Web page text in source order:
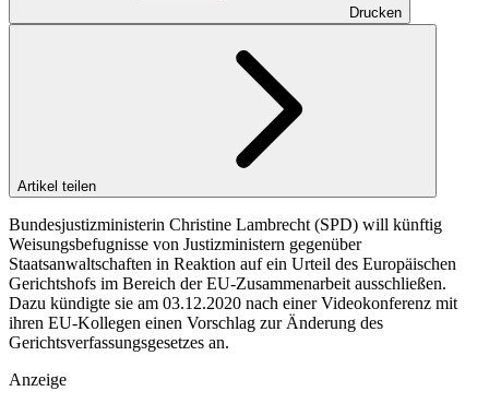
Drucken
Artikel teilen
Bundesjustizministerin Christine Lambrecht (SPD) will künftig
Weisungsbefugnisse von Justizministern gegenüber
Staatsanwaltschaften in Reaktion auf ein Urteil des Europäischen
Gerichtshofs im Bereich der EU-Zusammenarbeit ausschließen.
Dazu kündigte sie am 03.12.2020 nach einer Videokonferenz mit
ihren EU-Kollegen einen Vorschlag zur Änderung des
Gerichtsverfassungsgesetzes an.
Anzeige